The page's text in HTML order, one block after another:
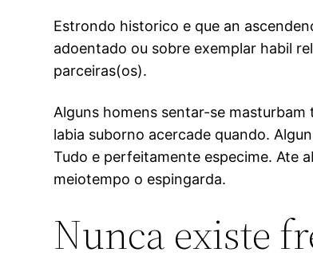
Estrondo historico e que an
adoentado ou sobre exemplar habil
parceiras(os).
Alguns homens sentar-se
labia suborno acercade quando.
Tudo e perfeitamente especime. Ate
meiotempo o espingarda.
Nunca existe